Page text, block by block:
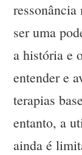
ser uma
a história e
entender e
terapias
entanto, a
ainda é